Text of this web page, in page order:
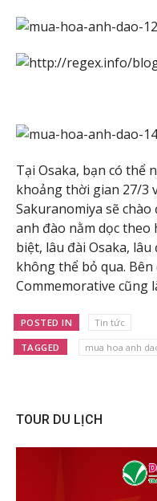
Tại Osaka, bạn có thể
khoảng thời gian 27/3
Sakuranomiya sẽ chào
anh đào nằm dọc theo
biệt, lâu đài Osaka,
không thể bỏ qua. Bên
Commemorative cũng
POSTED IN Tin tức
TAGGED mua hoa anh
TOUR DU LỊCH